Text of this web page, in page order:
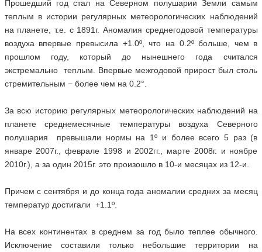
Прошедший год стал на Северном полушарии Земли самым
теплым в истории регулярных метеорологических наблюдений
на планете, т.е. с 1891г. Аномалия среднегодовой температуры
воздуха впервые превысила +1.0º, что на 0.2º больше, чем в
прошлом году, который до нынешнего года считался
экстремально теплым. Впервые межгодовой прирост был столь
стремительным − более чем на 0.2°.
За всю историю регулярных метеорологических наблюдений на
планете среднемесячные температуры воздуха Северного
полушария превышали нормы на 1º и более всего 5 раз (в
январе 2007г., феврале 1998 и 2002гг., марте 2008г. и ноябре
2010г.), а за один 2015г. это произошло в 10-и месяцах из 12-и.
Причем с сентября и до конца года аномалии средних за месяц
температур достигали +1.1º.
На всех континентах в среднем за год было теплее обычного.
Исключение составили только небольшие территории на